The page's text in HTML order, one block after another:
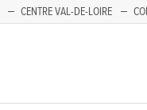
CENTRE VAL-DE-LOIRE